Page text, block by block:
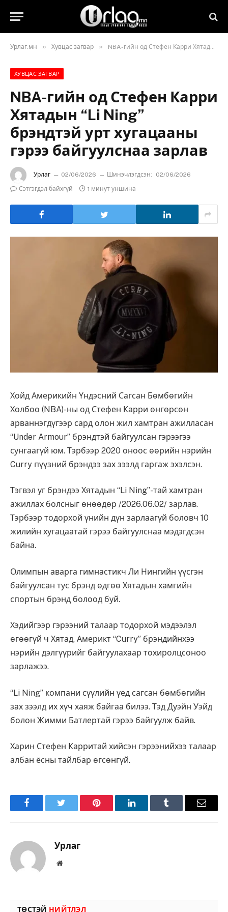
Урлаг.мн » Хувцас загвар » NBA-гийн од Стефен Карри Хятадын “Li Ning” брэндтэй урт хугацааны гэрээ байгуулснаа зарлав
ХУВЦАС ЗАГВАР
NBA-гийн од Стефен Карри
Хятадын “Li Ning”
брэндтэй урт хугацааны
гэрээ байгуулснаа зарлав
Урлаг 02/06/2026 Шинэчлэгдсэн:
02/06/2026
Сэтгэгдэл байхгүй
1 минут уншина
Хойд Америкийн Үндэсний Сагсан Бөмбөгийн
Холбоо (NBA)-ны од Стефен Карри өнгөрсөн
арваннэгдүгээр сард олон жил хамтран ажилласан
“Under Armour” брэндтэй байгуулсан гэрээгээ
сунгаагүй юм. Тэрбээр 2020 оноос өөрийн нэрийн
Curry пүүзний брэндээ зах зээлд гаргаж эхэлсэн.
Тэгвэл уг брэндээ Хятадын “Li Ning”-тай хамтран
ажиллах болсныг өнөөдөр /2026.06.02/ зарлав.
Тэрбээр тодорхой үнийн дүн зарлаагүй боловч 10
жилийн хугацаатай гэрээ байгуулснаа мэдэгдсэн
байна.
Олимпын аварга гимнастикч Ли Нингийн үүсгэн
байгуулсан тус брэнд өдгөө Хятадын хамгийн
спортын брэнд болоод буй.
Хэдийгээр гэрээний талаар тодорхой мэдээлэл
өгөөгүй ч Хятад, Америкт “Curry” брэндийнхээ
нэрийн дэлгүүрийг байгуулахаар тохиролцсоноо
зарлажээ.
“Li Ning” компани сүүлийн үед сагсан бөмбөгийн
зах зээлд их хүч хаяж байгаа билээ. Тэд Дуэйн Уэйд
болон Жимми Батлертай гэрээ байгуулж байв.
Харин Стефен Карритай хийсэн гэрээнийхээ талаар
албан ёсны тайлбар өгсөнгүй.
FacebookTwitter Pinterest LinkedInTumblr Имэйл
Урлаг
Вэбсайт
ТӨСТЭЙ НИЙТЛЭЛ